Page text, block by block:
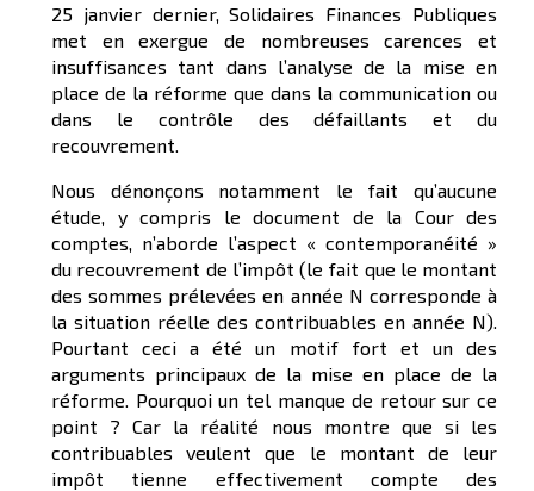
25 janvier dernier, Solidaires Finances Publiques
met en exergue de nombreuses carences et
insuffisances tant dans l’analyse de la mise en
place de la réforme que dans la communication ou
dans le contrôle des défaillants et du
recouvrement.
Nous dénonçons notamment le fait qu’aucune
étude, y compris le document de la Cour des
comptes, n’aborde l’aspect « contemporanéité »
du recouvrement de l’impôt (le fait que le montant
des sommes prélevées en année N corresponde à
la situation réelle des contribuables en année N).
Pourtant ceci a été un motif fort et un des
arguments principaux de la mise en place de la
réforme. Pourquoi un tel manque de retour sur ce
point ? Car la réalité nous montre que si les
contribuables veulent que le montant de leur
impôt tienne effectivement compte des